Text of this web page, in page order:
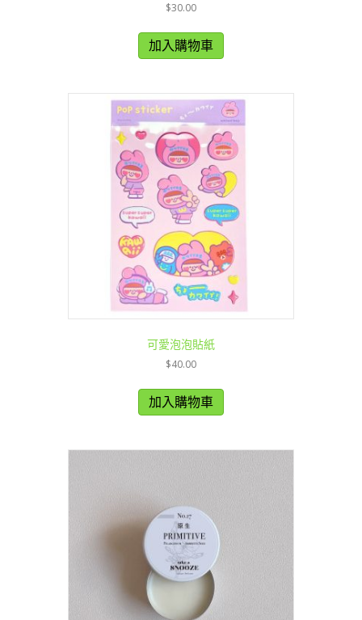
$30.00
加入購物車
可愛泡泡貼紙
$40.00
加入購物車